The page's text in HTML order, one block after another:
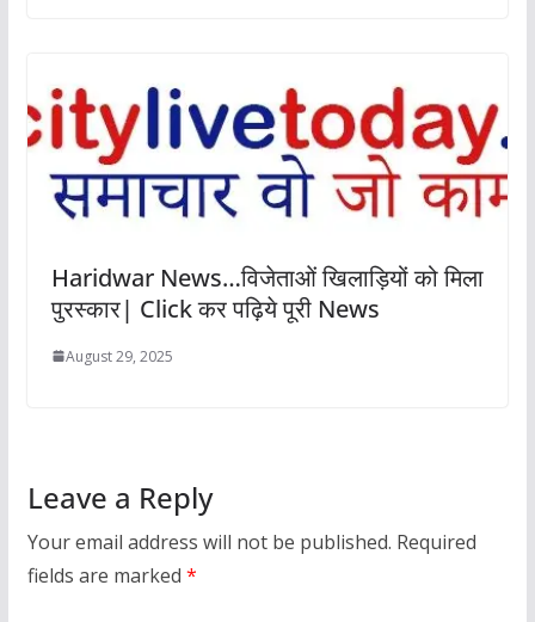
Haridwar News…विजेताओं खिलाड़ियों को मिला
पुरस्कार| Click कर पढ़िये पूरी News
August 29, 2025
Leave a Reply
Your email address will not be published. Required
fields are marked *